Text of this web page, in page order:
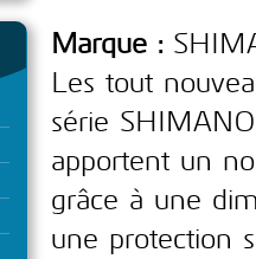
Marque :
Les tout
série
apportent un
grâce à une
une protection